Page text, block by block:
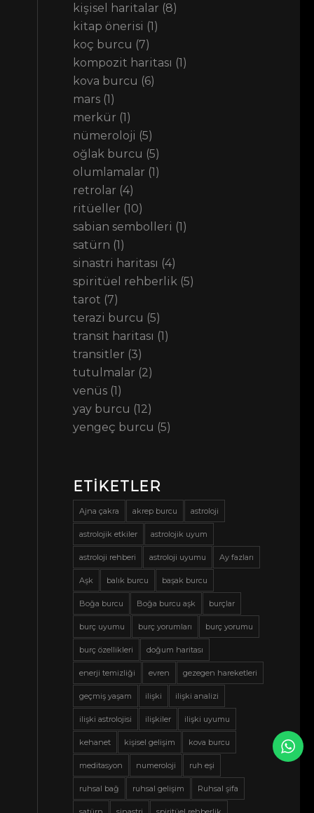
kişisel haritalar (8)
kitap önerisi (1)
koç burcu (7)
kompozit haritası (1)
kova burcu (6)
mars(1)
merkür (1)
nümeroloji (5)
oğlak burcu (5)
olumlamalar (1)
retrolar (4)
ritüeller (10)
sabian sembolleri (1)
satürn (1)
sinastri haritası (4)
spiritüel rehberlik (5)
tarot (7)
terazi burcu (5)
transit haritası (1)
transitler (3)
tutulmalar (2)
venüs(1)
yay burcu (12)
yengeç burcu (5)
ETIKETLER
Ajna çakra akrep burcu astroloji
astrolojik etkiler astrolojik uyum
astroloji rehberi astroloji uyumu Ay fazları
Aşk balık burcu başak burcu
Boğa burcu Boğa burcu aşk burçlar
burç uyumu burç yorumları burç yorumu
burç özellikleri doğum haritası
enerji temizliği evren gezegen hareketleri
geçmiş yaşam ilişki ilişki analizi
ilişki astrolojisi ilişkiler ilişki uyumu
kehanet kişisel gelişim kova burcu
meditasyon numeroloji ruh eşi
ruhsal bağ ruhsal gelişim Ruhsal şifa